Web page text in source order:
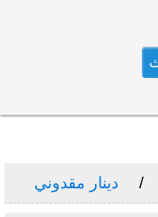
دينار مقدوني